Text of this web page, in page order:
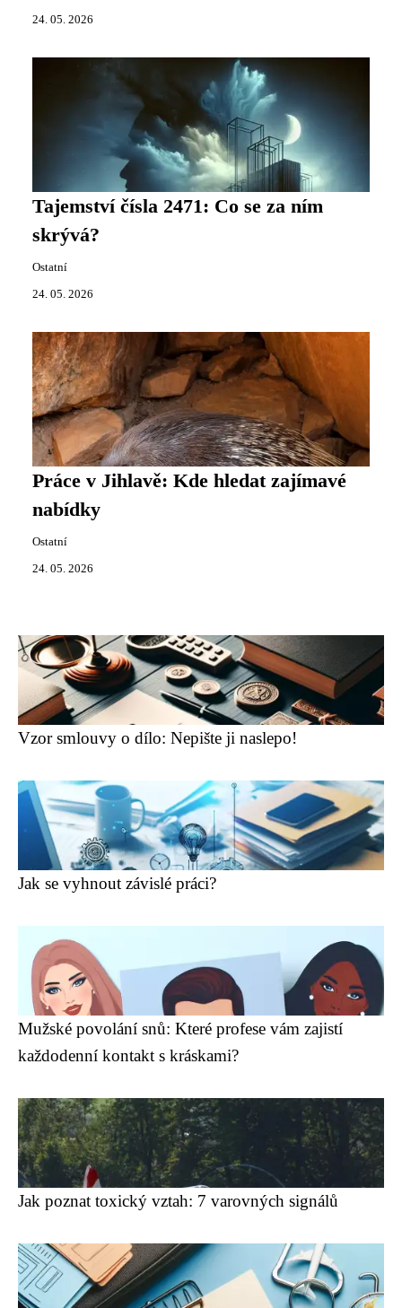
24. 05. 2026
Tajemství čísla 2471: Co se za ním
skrývá?
Ostatní
24. 05. 2026
Práce v Jihlavě: Kde hledat zajímavé
nabídky
Ostatní
24. 05. 2026
Vzor smlouvy o dílo: Nepište ji naslepo!
Jak se vyhnout závislé práci?
Mužské povolání snů: Které profese vám zajistí
každodenní kontakt s kráskami?
Jak poznat toxický vztah: 7 varovných signálů